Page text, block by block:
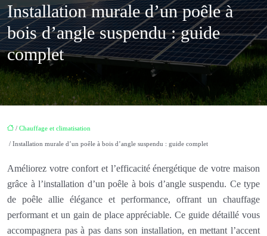
Installation murale d’un poêle à
bois d’angle suspendu : guide
complet
/ Chauffage et climatisation
/ Installation murale d’un poêle à bois d’angle suspendu : guide complet
Améliorez votre confort et l’efficacité énergétique de votre maison
grâce à l’installation d’un poêle à bois d’angle suspendu. Ce type
de poêle allie élégance et performance, offrant un chauffage
performant et un gain de place appréciable. Ce guide détaillé vous
accompagnera pas à pas dans son installation, en mettant l’accent